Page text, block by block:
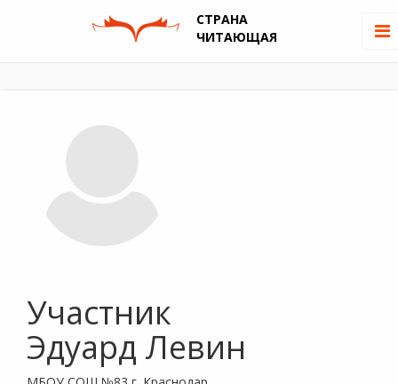
СТРАНА
ЧИТАЮЩАЯ
Участник
Эдуард Левин